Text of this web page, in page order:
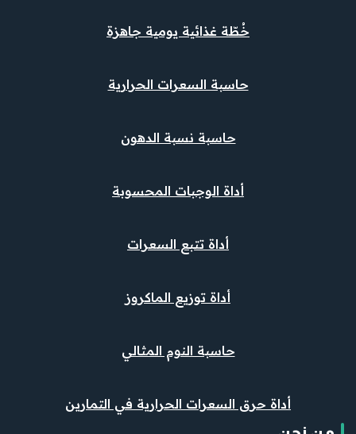
خُطّة غذائية يومية جاهزة
حاسبة السعرات الحرارية
حاسبة نسبة الدهون
أداة الوجبات المحسوبة
أداة تتبع السعرات
أداة توزيع الماكروز
حاسبة النوم المثالي
أداة حرق السعرات الحرارية في التمارين